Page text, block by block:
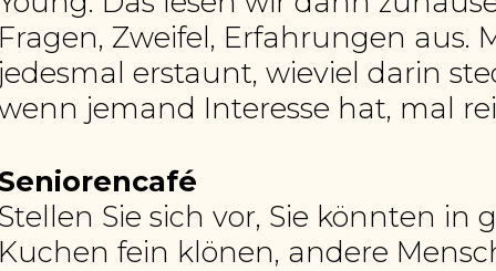
Zweifel, Erfahrungen
erstaunt, wieviel darin
jemand Interesse hat, mal
Sie sich vor, Sie könnten
fein klönen, andere